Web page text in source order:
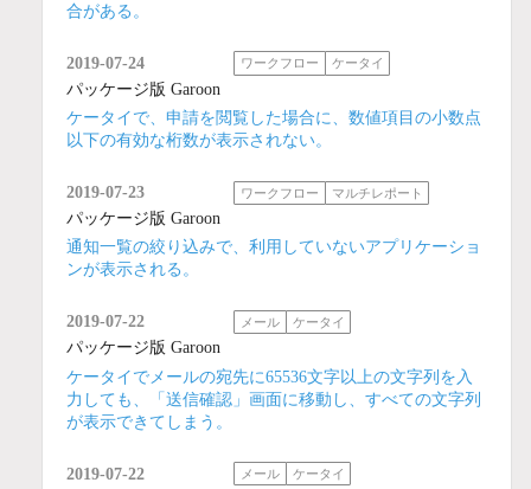
合がある。
2019-07-24 ワークフロー ケータイ
パッケージ版 Garoon
ケータイで、申請を閲覧した場合に、数値項目の小数点
以下の有効な桁数が表示されない。
2019-07-23 ワークフロー マルチレポート
パッケージ版 Garoon
通知一覧の絞り込みで、利用していないアプリケーショ
ンが表示される。
2019-07-22 メール ケータイ
パッケージ版 Garoon
ケータイでメールの宛先に65536文字以上の文字列を入
力しても、「送信確認」画面に移動し、すべての文字列
が表示できてしまう。
2019-07-22 メール ケータイ